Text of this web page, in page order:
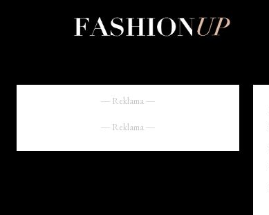
― Reklama ―
― Reklama ―